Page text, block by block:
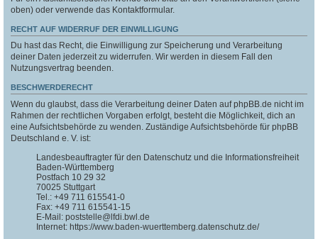
oben) oder verwende das Kontaktformular.
RECHT AUF WIDERRUF DER EINWILLIGUNG
Du hast das Recht, die Einwilligung zur Speicherung und Verarbeitung
deiner Daten jederzeit zu widerrufen. Wir werden in diesem Fall den
Nutzungsvertrag beenden.
BESCHWERDERECHT
Wenn du glaubst, dass die Verarbeitung deiner Daten auf phpBB.de nicht im
Rahmen der rechtlichen Vorgaben erfolgt, besteht die Möglichkeit, dich an
eine Aufsichtsbehörde zu wenden. Zuständige Aufsichtsbehörde für phpBB
Deutschland e. V. ist:
Landesbeauftragter für den Datenschutz und die Informationsfreiheit
Baden-Württemberg
Postfach 10 29 32
70025 Stuttgart
Tel.: +49 711 615541-0
Fax: +49 711 615541-15
E-Mail: poststelle@lfdi.bwl.de
Internet: https://www.baden-wuerttemberg.datenschutz.de/